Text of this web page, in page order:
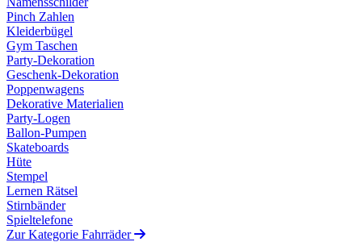
Pinch Zahlen
Kleiderbügel
Gym Taschen
Party-Dekoration
Geschenk-Dekoration
Poppenwagens
Dekorative Materialien
Party-Logen
Ballon-Pumpen
Skateboards
Hüte
Stempel
Lernen Rätsel
Stirnbänder
Spieltelefone
Zur Kategorie Fahrräder